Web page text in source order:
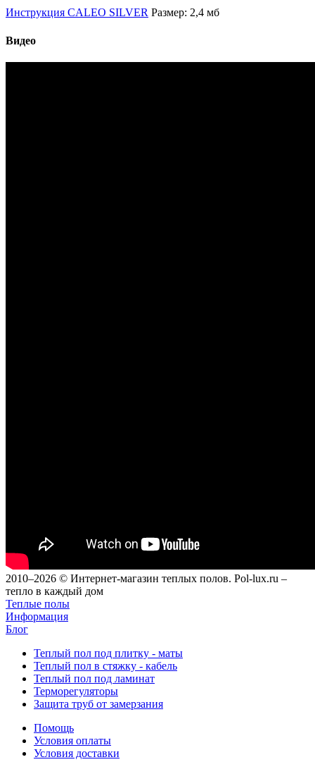
Инструкция CALEO SILVER Размер: 2,4 мб
Видео
2010–2026 © Интернет-магазин теплых полов. Pol-lux.ru –
тепло в каждый дом
Теплые полы
Информация
Блог
Теплый пол под плитку - маты
Теплый пол в стяжку - кабель
Теплый пол под ламинат
Терморегуляторы
Защита труб от замерзания
Помощь
Условия оплаты
Условия доставки